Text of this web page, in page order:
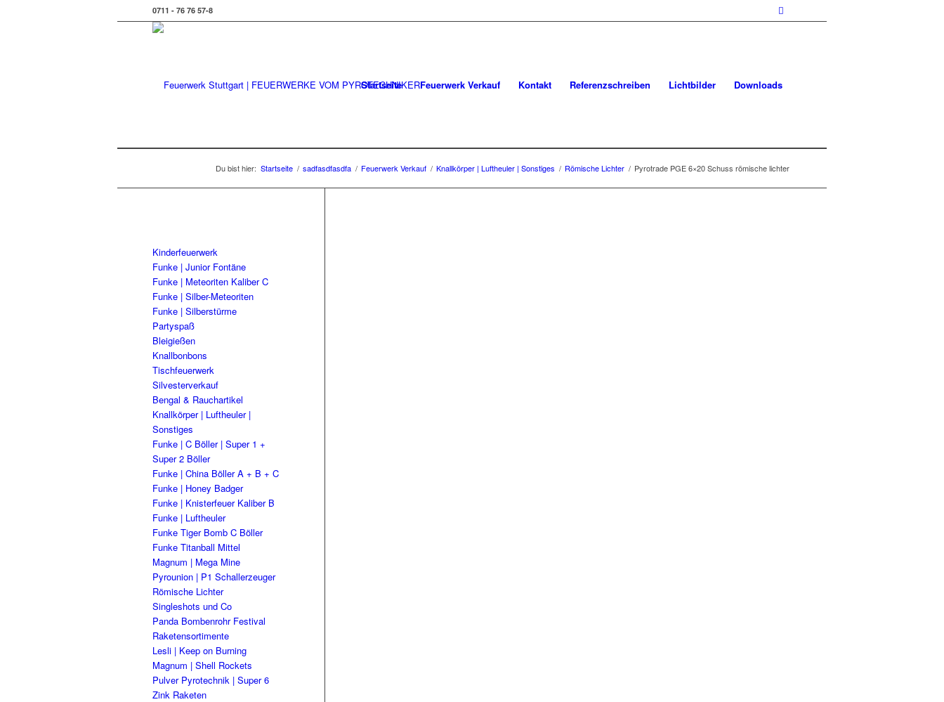
0711 - 76 76 57-8
Startseite Feuerwerk Verkauf Kontakt Referenzschreiben Lichtbilder Downloads
Du bist hier: Startseite / sadfasdfasdfa / Feuerwerk Verkauf / Knallkörper | Luftheuler | Sonstiges / Römische Lichter / Pyrotrade PGE 6×20 Schuss römische lichter
Kinderfeuerwerk
Funke | Junior Fontäne
Funke | Meteoriten Kaliber C
Funke | Silber-Meteoriten
Funke | Silberstürme
Partyspaß
Bleigießen
Knallbonbons
Tischfeuerwerk
Silvesterverkauf
Bengal & Rauchartikel
Knallkörper | Luftheuler |
Sonstiges
Funke | C Böller | Super 1 +
Super 2 Böller
Funke | China Böller A + B + C
Funke | Honey Badger
Funke | Knisterfeuer Kaliber B
Funke | Luftheuler
Funke Tiger Bomb C Böller
Funke Titanball Mittel
Magnum | Mega Mine
Pyrounion | P1 Schallerzeuger
Römische Lichter
Singleshots und Co
Panda Bombenrohr Festival
Raketensortimente
Lesli | Keep on Burning
Magnum | Shell Rockets
Pulver Pyrotechnik | Super 6
Zink Raketen